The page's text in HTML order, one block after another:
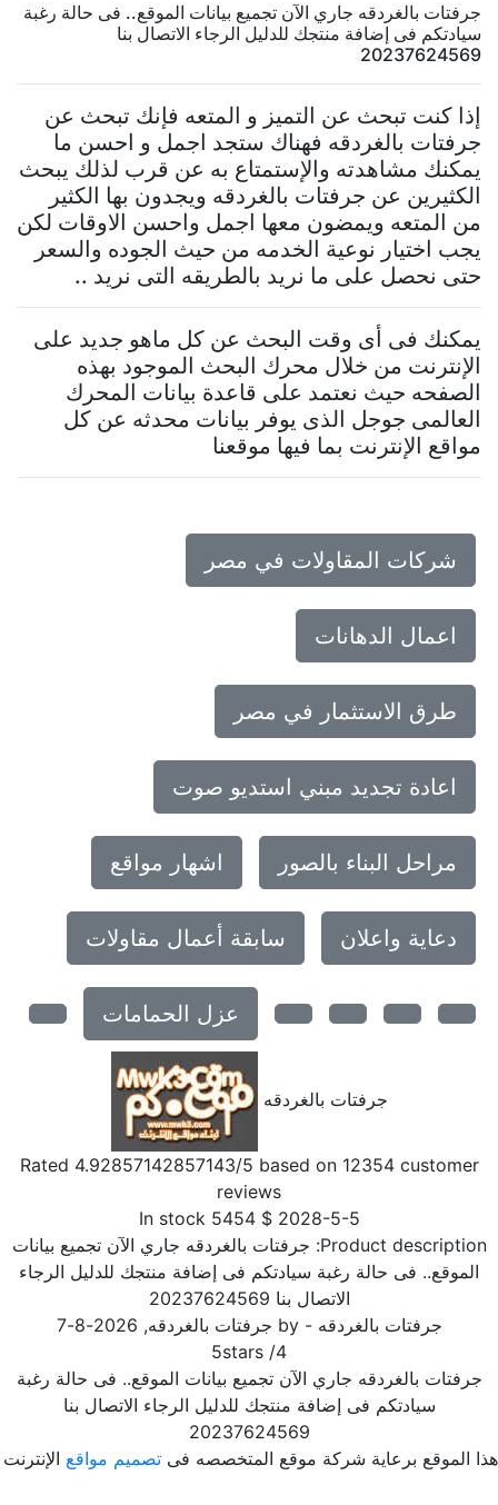
جرفتات بالغردقه جاري الآن تجميع بيانات الموقع.. فى حالة رغبة
سيادتكم فى إضافة منتجك للدليل الرجاء الاتصال بنا
20237624569
إذا كنت تبحث عن التميز و المتعه فإنك تبحث عن
جرفتات بالغردقه فهناك ستجد اجمل و احسن ما
يمكنك مشاهدته والإستمتاع به عن قرب لذلك يبحث
الكثيرين عن جرفتات بالغردقه ويجدون بها الكثير
من المتعه ويمضون معها اجمل واحسن الاوقات لكن
يجب اختيار نوعية الخدمه من حيث الجوده والسعر
حتى نحصل على ما نريد بالطريقه التى نريد ..
يمكنك فى أى وقت البحث عن كل ماهو جديد على
الإنترنت من خلال محرك البحث الموجود بهذه
الصفحه حيث نعتمد على قاعدة بيانات المحرك
العالمى جوجل الذى يوفر بيانات محدثه عن كل
مواقع الإنترنت بما فيها موقعنا
شركات المقاولات في مصر
اعمال الدهانات
طرق الاستثمار في مصر
اعادة تجديد مبني استديو صوت
مراحل البناء بالصور اشهار مواقع
دعاية واعلان سابقة أعمال مقاولات
عزل الحمامات
جرفتات بالغردقه
Rated4.92857142857143/5 based on12354customer
reviews
2028-5-5
$
5454
In stock
Product جرفتات بالغردقه جاري الآن تجميع بيانات
الموقع.. فى حالة رغبة سيادتكم فى إضافة منتجك للدليل الرجاء
الاتصال بنا 20237624569
جرفتات بالغردقه- by جرفتات بالغردقه,
2026-8-7
/
5stars
جرفتات بالغردقه جاري الآن تجميع بيانات الموقع.. فى حالة رغبة
سيادتكم فى إضافة منتجك للدليل الرجاء الاتصال بنا
20237624569
الموقع برعاية شركة موقع المتخصصه فىتصميم مواقعالإنترنت